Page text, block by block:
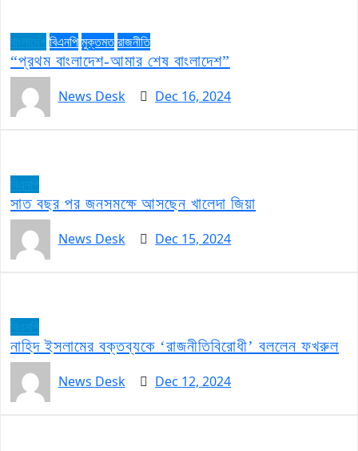
বিএনপিমুক্তমতরাজনীতি
“প্রথম বাংলাদেশ-আমার শেষ বাংলাদেশ”
News Desk
Dec 16, 2024
সাত বছর পর জনসমক্ষে আসছেন খালেদা জিয়া
News Desk
Dec 15, 2024
নাহিদ ইসলামের বক্তব্যকে ‘রাজনীতিবিরোধী’ বললেন ফখরুল
News Desk
Dec 12, 2024